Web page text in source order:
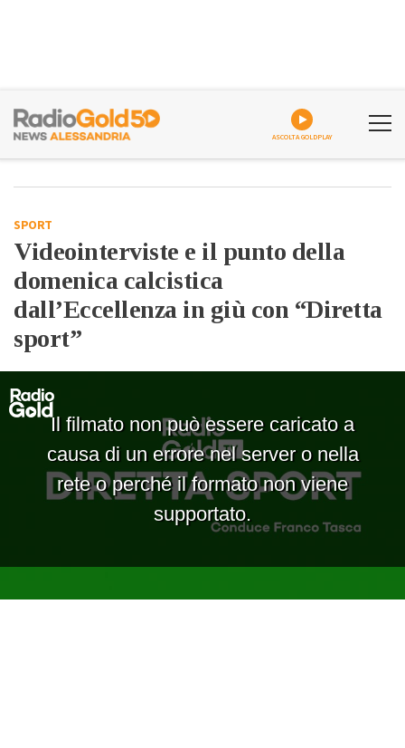
ASCOLTA GOLDPLAY
SPORT
Videointerviste e il punto della
domenica calcistica
dall’Eccellenza in giù con “Diretta
sport”